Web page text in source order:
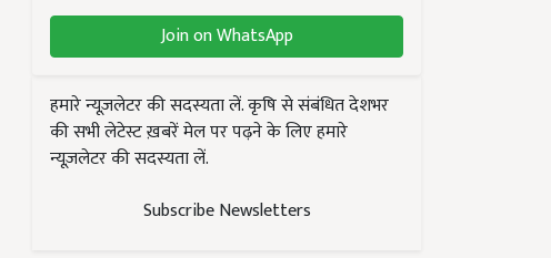
Join on WhatsApp
हमारे न्यूज़लेटर की सदस्यता लें. कृषि से संबंधित देशभर
की सभी लेटेस्ट ख़बरें मेल पर पढ़ने के लिए हमारे
न्यूज़लेटर की सदस्यता लें.
Subscribe Newsletters